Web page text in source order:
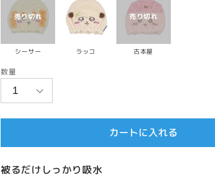
シーサー ラッコ 古本屋
数量
カートに入れる
被るだけしっかり吸水